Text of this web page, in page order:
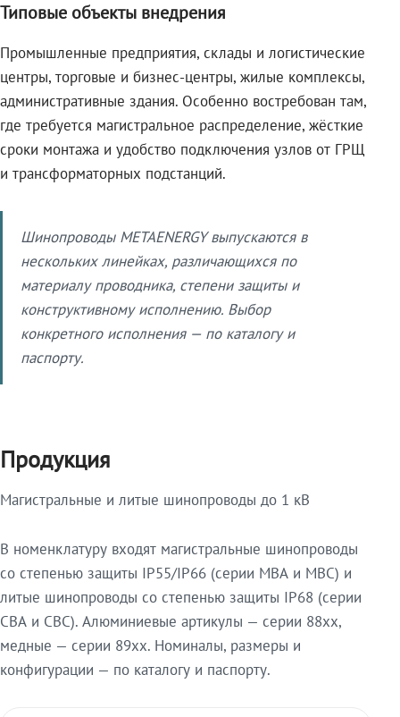
Типовые объекты внедрения
Промышленные предприятия, склады и логистические
центры, торговые и бизнес-центры, жилые комплексы,
административные здания. Особенно востребован там,
где требуется магистральное распределение, жёсткие
сроки монтажа и удобство подключения узлов от ГРЩ
и трансформаторных подстанций.
Шинопроводы METAENERGY выпускаются в
нескольких линейках, различающихся по
материалу проводника, степени защиты и
конструктивному исполнению. Выбор
конкретного исполнения — по каталогу и
паспорту.
Продукция
Магистральные и литые шинопроводы до 1 кВ
В номенклатуру входят магистральные шинопроводы
со степенью защиты IP55/IP66 (серии МВА и МВС) и
литые шинопроводы со степенью защиты IP68 (серии
СВА и СВС). Алюминиевые артикулы — серии 88xx,
медные — серии 89xx. Номиналы, размеры и
конфигурации — по каталогу и паспорту.